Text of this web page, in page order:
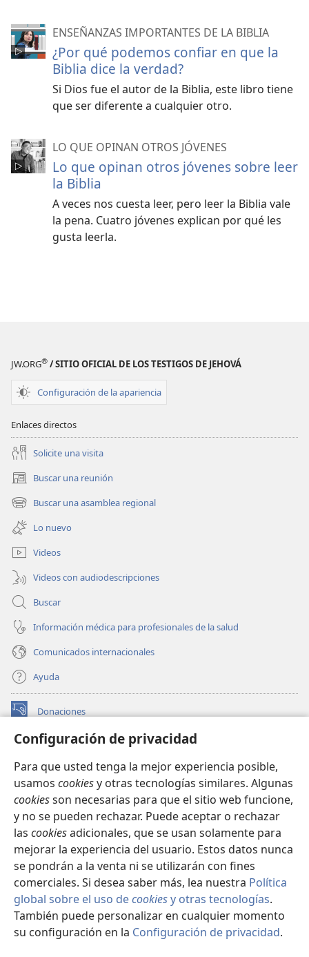
Configuración de privacidad
Para que usted tenga la mejor experiencia posible,
usamos cookiesy otras tecnologías similares. Algunas
cookiesson necesarias para que el sitio web funcione,
y no se pueden rechazar. Puede aceptar o rechazar
las cookiesadicionales, que se usan solamente para
mejorar la experiencia del usuario. Estos datos nunca
se pondrán a la venta ni se utilizarán con fines
comerciales. Si desea saber más, lea nuestra Política
global sobre el uso decookiesy otras tecnologías.
También puede personalizar en cualquier momento
su configuración en la Configuración de privacidad.
ENSEÑANZAS IMPORTANTES DE LA BIBLIA
¿Por qué podemos confiar en que la
Biblia dice la verdad?
Si Dios fue el autor de la Biblia, este libro tiene
que ser diferente a cualquier otro.
LO QUE OPINAN OTROS JÓVENES
Lo que opinan otros jóvenes sobre leer
la Biblia
A veces nos cuesta leer, pero leer la Biblia vale
la pena. Cuatro jóvenes explican por qué les
gusta leerla.
JW.ORG® / SITIO OFICIAL DE LOS TESTIGOS DE JEHOVÁ
Configuración de la apariencia
Enlaces directos
Solicite una visita
Buscar una reunión
(abre
una
nueva
ventana)
Buscar una asamblea regional
(abre
una
nueva
ventana)
Lo nuevo
Videos
Videos con audiodescripciones
Buscar
Información médica para profesionales de la salud
Comunicados internacionales
Ayuda
Donaciones
(abre
nueva BIBLIOTECA EN LÍNEA Watchtower™
una
nueva
ventana)
JW Hub
(abre
una
nueva
ventana)
JW Library
Watchtower Library
Copyright© 2026 Watch Tower Bible and Tract Society of Pennsylvania.
CONDICIONES DE USO|POLÍTICA DE PRIVACIDAD|
CONFIGURACIÓN DE PRIVACIDAD